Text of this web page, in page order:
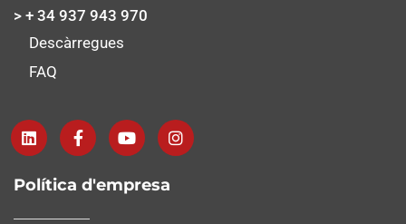
> + 34 937 943 970
Descàrregues
FAQ
Política d'empresa